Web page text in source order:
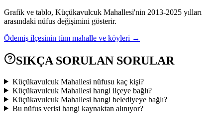
Grafik ve tablo, Küçükavulcuk Mahallesi'nin 2013-2025 yılları
arasındaki nüfus değişimini gösterir.
Ödemiş ilçesinin tüm mahalle ve köyleri →
SIKÇA SORULAN SORULAR
Küçükavulcuk Mahallesi nüfusu kaç kişi?
Küçükavulcuk Mahallesi hangi ilçeye bağlı?
Küçükavulcuk Mahallesi hangi belediyeye bağlı?
Bu nüfus verisi hangi kaynaktan alınıyor?